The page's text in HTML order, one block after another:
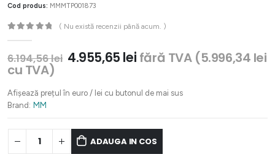
Cod produs: MMMTP001873
( Nu există recenzii până acum. )
6.194,56lei Prețul
fost:
4.955,65 leiPrețul
4.955,65 lei.
fără TVA (5.996,34 lei
cu TVA)
Afișează prețul în euro / lei cu butonul de mai sus
Brand: MM
ADAUGA IN COS